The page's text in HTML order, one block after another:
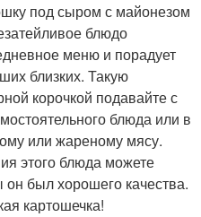
под сыром с майонезом
блюдо
меню и порадует
близких. Такую
корочкой подавайте с
блюда или в
или жареному мясу.
этого блюда можете
он был хорошего качества.
картошечка!